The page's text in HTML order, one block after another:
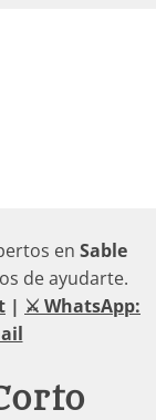
en Sable
de ayudarte.
| ⚔️ WhatsApp: